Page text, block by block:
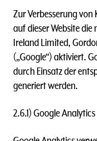
Zur Verbesserung
auf dieser Website
Ireland Limited,
(„Google“) aktiviert.
durch Einsatz der
generiert werden.
2.6.1) Google Analytics